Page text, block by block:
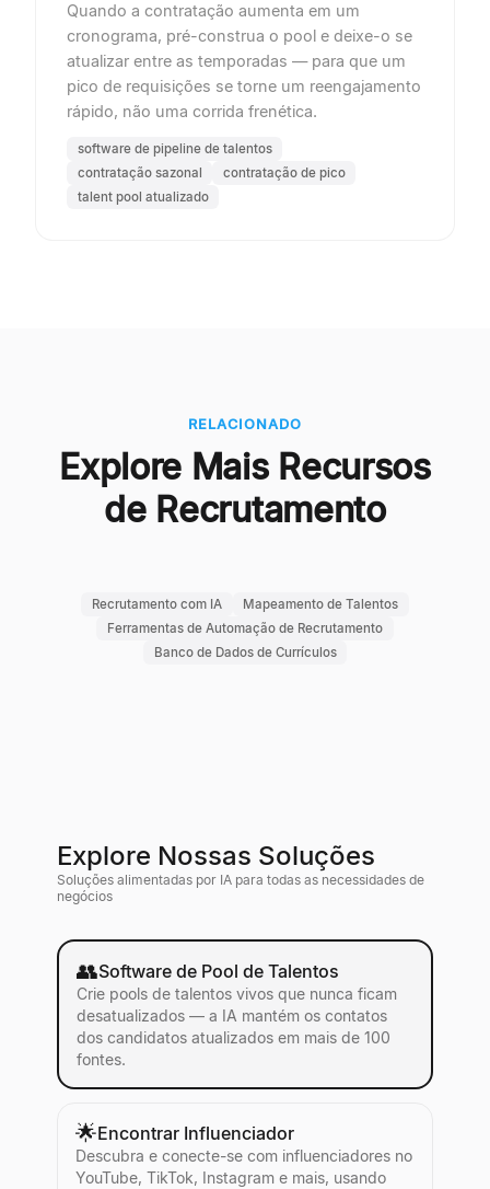
Quando a contratação aumenta em um
cronograma, pré-construa o pool e deixe-o se
atualizar entre as temporadas — para que um
pico de requisições se torne um reengajamento
rápido, não uma corrida frenética.
software de pipeline de talentos
contratação sazonal
contratação de pico
talent pool atualizado
RELACIONADO
Explore Mais Recursos
de Recrutamento
Recrutamento com IA
Mapeamento de Talentos
Ferramentas de Automação de Recrutamento
Banco de Dados de Currículos
Explore Nossas Soluções
Soluções alimentadas por IA para todas as necessidades de
negócios
👥Software de Pool de Talentos
Crie pools de talentos vivos que nunca ficam
desatualizados — a IA mantém os contatos
dos candidatos atualizados em mais de 100
fontes.
🌟Encontrar Influenciador
Descubra e conecte-se com influenciadores no
YouTube, TikTok, Instagram e mais, usando